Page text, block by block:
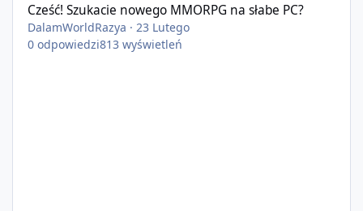
Cześć! Szukacie nowego MMORPG na słabe PC?
DalamWorldRazya ·23 Lutego
0 odpowiedzi813 wyświetleń